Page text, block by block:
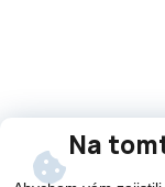
Na